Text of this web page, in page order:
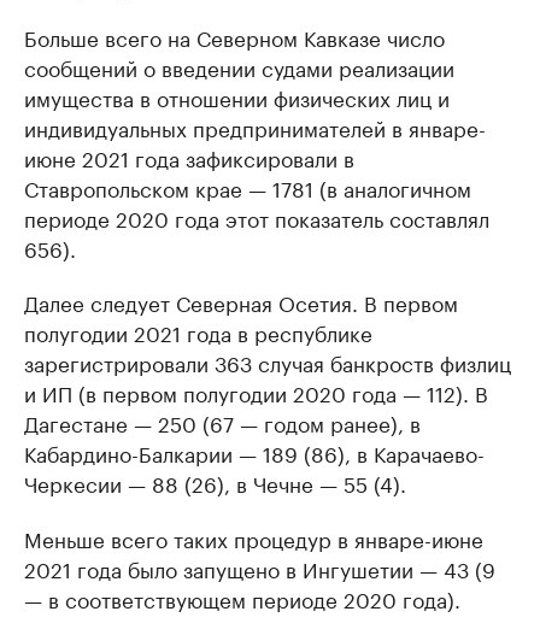
Больше всего на Северном Кавказе число
сообщений о введении судами реализации
имущества в отношении физических лиц и
индивидуальных предпринимателей в январе-
июне 2021 года зафиксировали в
Ставропольском крае — 1781 (в аналогичном
периоде 2020 года этот показатель составлял
656).
Далее следует Северная Осетия. В первом
полугодии 2021 года в республике
зарегистрировали 363 случая банкроств физлиц
и ИП (в первом полугодии 2020 года — 112). В
Дагестане — 250 (67 — годом ранее), в
Кабардино-Балкарии — 189 (86), в Карачаево-
Черкесии — 88 (26), в Чечне — 55 (4).
Меньше всего таких процедур в январе-июне
2021 года было запущено в Ингушетии — 43 (9
— в соответствующем периоде 2020 года).